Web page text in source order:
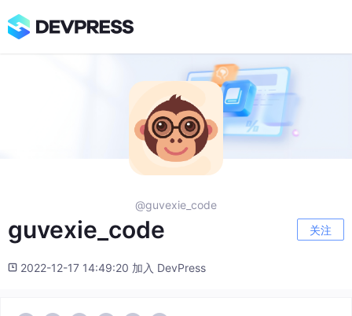
@guvexie_code
guvexie_code 关注
2022-12-17 14:49:20 加入 DevPress